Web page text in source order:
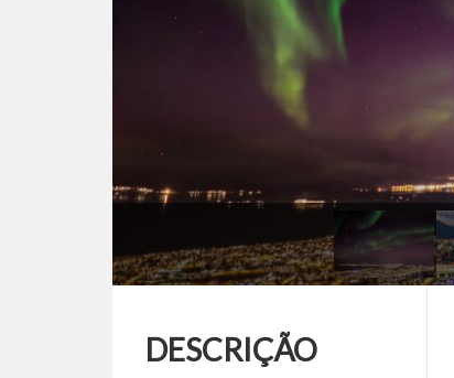
DESCRIÇÃO